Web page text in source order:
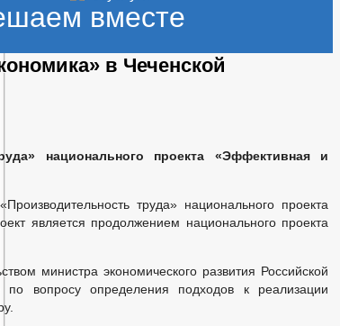
вместе
в Чеченской
национального проекта «Эффективная и
труда» национального проекта
является продолжением национального проекта
министра экономического развития Российской
вопросу определения подходов к реализации